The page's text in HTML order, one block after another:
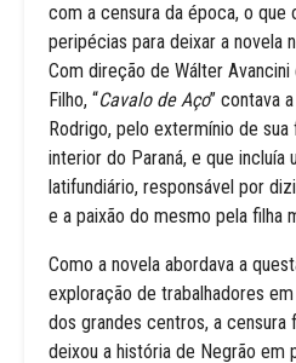
com a censura da época, o que
peripécias para deixar a novela
Com direção de Wálter
Filho, “Cavalo de Aço” contava
Rodrigo, pelo extermínio de
interior do Paraná, e que incluía
latifundiário, responsável por
e a paixão do mesmo pela filha
Como a novela abordava a
exploração de trabalhadores
dos grandes centros, a censura
deixou a história de Negrão em